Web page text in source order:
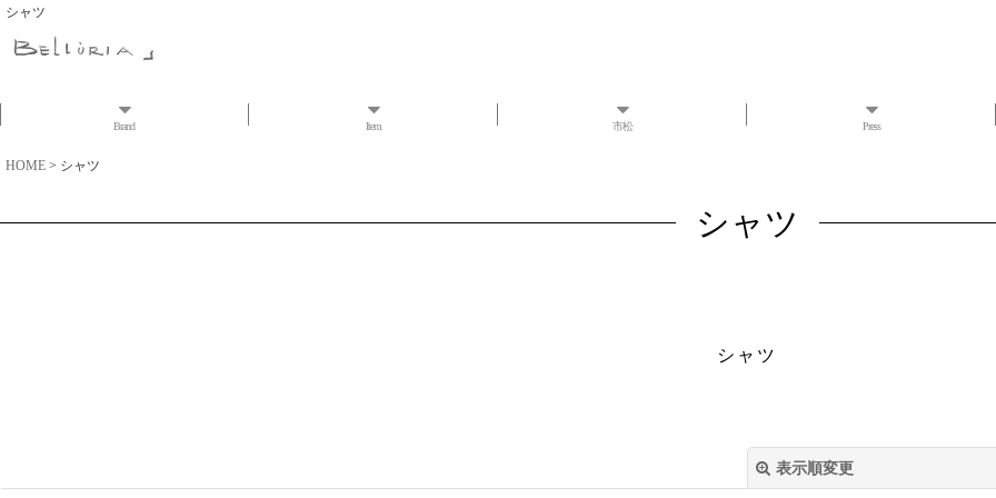
シャツ
Brand Item 市松 Press
HOME > シャツ
シャツ
シャツ
表示順変更